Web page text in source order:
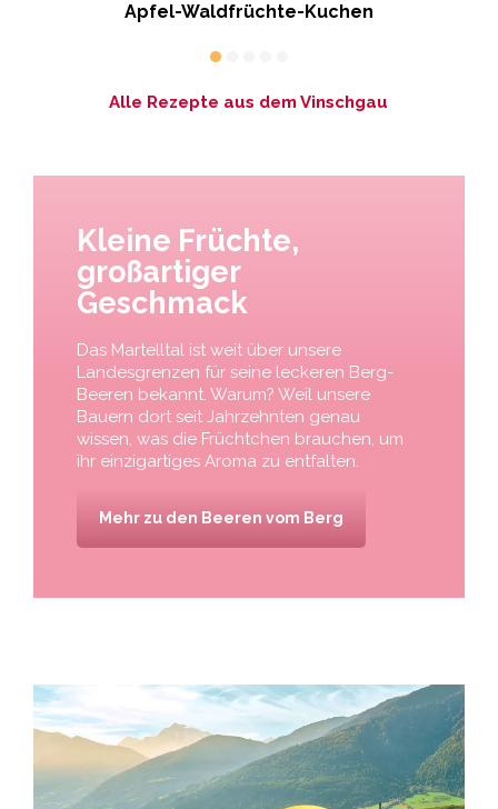
Apfel-Waldfrüchte-Kuchen
Alle Rezepte aus dem Vinschgau
Kleine Früchte,
großartiger
Geschmack
Das Martelltal ist weit über unsere
Landesgrenzen für seine leckeren Berg-
Beeren bekannt. Warum? Weil unsere
Bauern dort seit Jahrzehnten genau
wissen, was die Früchtchen brauchen, um
ihr einzigartiges Aroma zu entfalten.
Mehr zu den Beeren vom Berg